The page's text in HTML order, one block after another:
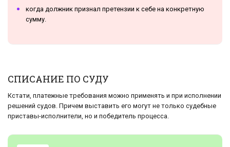
когда должник признал претензии к себе на конкретную
сумму.
СПИСАНИЕ ПО СУДУ
Кстати, платежные требования можно применять и при исполнении
решений судов. Причем выставить его могут не только судебные
приставы-исполнители, но и победитель процесса.